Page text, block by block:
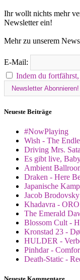
Ihr wollt nichts mehr
Newsletter ein!
Mehr zu unserem
E-Mail:
Indem du
Neueste Beiträge
#NowPlaying
Wish - The
Driving Mrs.
Es gibt live,
Ambient
Draken - Here
Japanische
Jacob
Khadavra - ORO
The Emerald
Blossom Cult -
Kronstad 23 -
HULDER -
Pinhdar -
Death-Static -